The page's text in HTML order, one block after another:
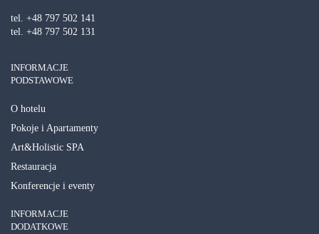
SPA Inclusive -10%
ZOBACZ SZCZEGÓŁY
tel. +48 797 502 141
tel. +48 797 502 131
INFORMACJE
PODSTAWOWE
O hotelu
Pokoje i Apartamenty
Art&Holistic SPA
Restauracja
Konferencje i eventy
INFORMACJE
DODATKOWE